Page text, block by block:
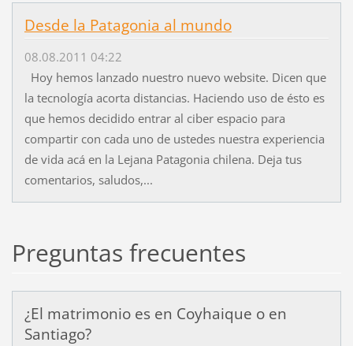
Desde la Patagonia al mundo
08.08.2011 04:22
Hoy hemos lanzado nuestro nuevo website. Dicen que
la tecnología acorta distancias. Haciendo uso de ésto es
que hemos decidido entrar al ciber espacio para
compartir con cada uno de ustedes nuestra experiencia
de vida acá en la Lejana Patagonia chilena. Deja tus
comentarios, saludos,...
Preguntas frecuentes
¿El matrimonio es en Coyhaique o en
Santiago?